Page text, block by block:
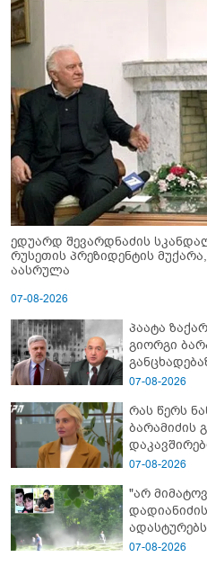
ედუარდ შევარდნაძის
რუსეთის პრეზიდენტის
აასრულა
07-08-2026
პაატა
გიორგი
დეტალურად
ბარამიძე
07-08-2026
რას წერს
ბარამიძის
07-08-2026
"არ
ხმა
07-08-2026